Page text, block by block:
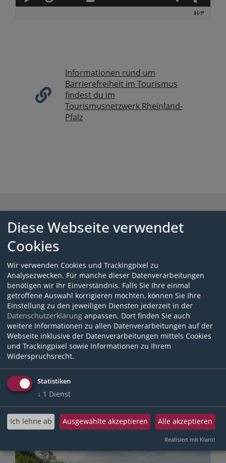
Informationen rund um
Barrierefreiheit im Tourismus
findest du im
Tourismusnetzwerk Rheinland-
Pfalz
Mehr erfahren
Diese Kurse könnten ebenfalls interessant für dich
sein.
Lernsnack:
Reisen für alle Teil 2
ⓘ Nach dem Login verfügbar
Diese Webseite verwendet
Cookies
Wir verwenden Cookies und Trackingpixel zu
Analysezwecken. Für manche dieser Datenverarbeitungen
benötigen wir Ihr Einverständnis. Falls Sie Ihre einmal
getroffene Auswahl korrigieren möchten, können Sie Ihre
Einstellung zu den jeweiligen Diensten jederzeit in der
Datenschutzerklärung anpassen. Dort finden Sie auch
weitere Informationen zu allen Datenverarbeitungen auf der
Webseite inklusive der Datenverarbeitungen mittels Cookies
und Trackingpixel sowie Informationen zu Ihrem
Widerspruchsrecht.
Statistiken
↓ 1 Dienst
Ich lehne ab Ausgewählte akzeptieren Alle akzeptieren
Realisiert mit Klaro!